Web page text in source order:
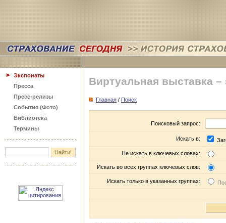
Экспонаты
Пресса
Пресс-релизы
События (Фото)
Библиотека
Термины
Виртуальная выставка –
Главная / Поиск
Поисковый запрос:
Искать в:
Не искать в ключевых словах:
Искать во всех группах ключевых слов:
Искать только в указанных группах: